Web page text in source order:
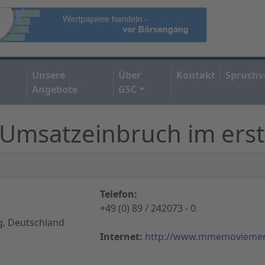
Unsere
Angebote
Über
GSC
Kontakt
im
Deutschland
Telefon:
+49 (0) 89 / 242073 - 0
Internet: http://